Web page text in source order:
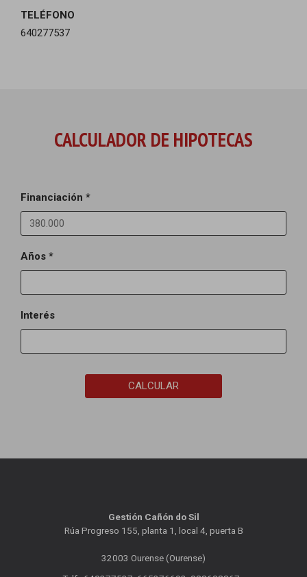
TELÉFONO
640277537
CALCULADOR DE HIPOTECAS
Financiación *
Años *
Interés
CALCULAR
Gestión Cañón do Sil
Rúa Progreso 155, planta 1, local 4, puerta B
32003 Ourense (Ourense)